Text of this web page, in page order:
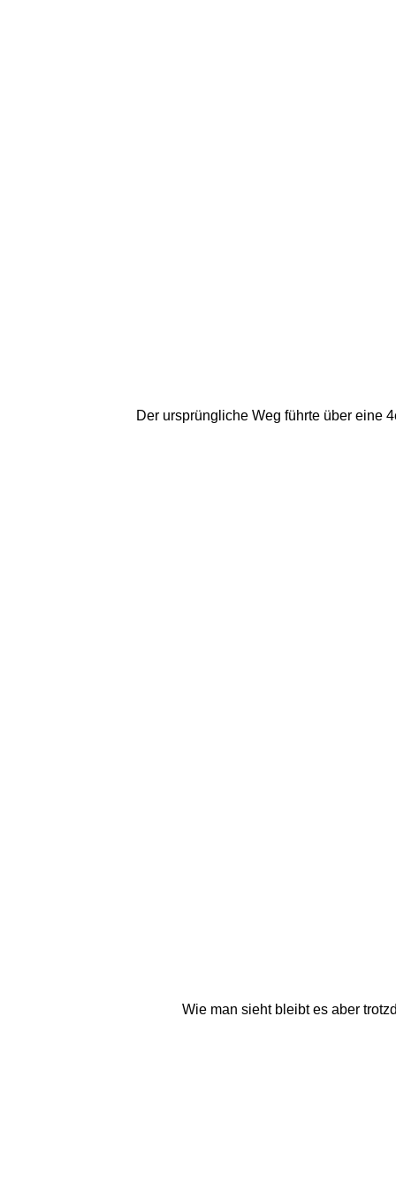
Der ursprüngliche Weg führte über eine
Wie man sieht bleibt es aber